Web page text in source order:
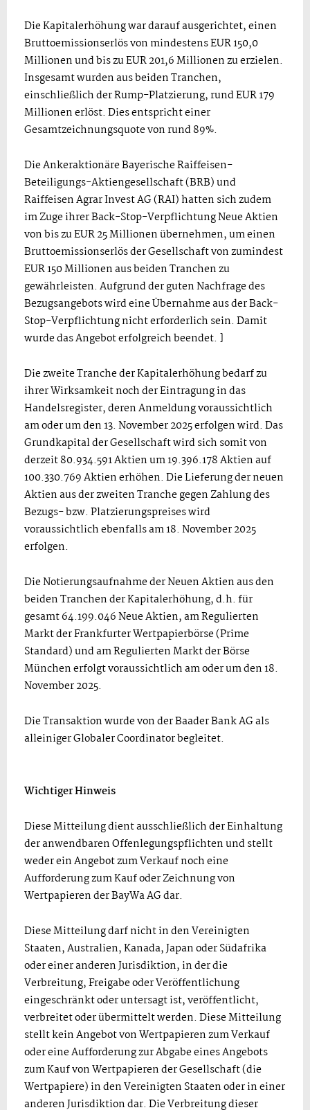
Die Kapitalerhöhung war darauf ausgerichtet, einen
Bruttoemissionserlös von mindestens EUR 150,0
Millionen und bis zu EUR 201,6 Millionen zu erzielen.
Insgesamt wurden aus beiden Tranchen,
einschließlich der Rump-Platzierung, rund EUR 179
Millionen erlöst. Dies entspricht einer
Gesamtzeichnungsquote von rund 89%.
Die Ankeraktionäre Bayerische Raiffeisen-
Beteiligungs-Aktiengesellschaft (BRB) und
Raiffeisen Agrar Invest AG (RAI) hatten sich zudem
im Zuge ihrer Back-Stop-Verpflichtung Neue Aktien
von bis zu EUR 25 Millionen übernehmen, um einen
Bruttoemissionserlös der Gesellschaft von zumindest
EUR 150 Millionen aus beiden Tranchen zu
gewährleisten. Aufgrund der guten Nachfrage des
Bezugsangebots wird eine Übernahme aus der Back-
Stop-Verpflichtung nicht erforderlich sein. Damit
wurde das Angebot erfolgreich beendet. ]
Die zweite Tranche der Kapitalerhöhung bedarf zu
ihrer Wirksamkeit noch der Eintragung in das
Handelsregister, deren Anmeldung voraussichtlich
am oder um den 13. November 2025 erfolgen wird. Das
Grundkapital der Gesellschaft wird sich somit von
derzeit 80.934.591 Aktien um 19.396.178 Aktien auf
100.330.769 Aktien erhöhen. Die Lieferung der neuen
Aktien aus der zweiten Tranche gegen Zahlung des
Bezugs- bzw. Platzierungspreises wird
voraussichtlich ebenfalls am 18. November 2025
erfolgen.
Die Notierungsaufnahme der Neuen Aktien aus den
beiden Tranchen der Kapitalerhöhung, d.h. für
gesamt 64.199.046 Neue Aktien, am Regulierten
Markt der Frankfurter Wertpapierbörse (Prime
Standard) und am Regulierten Markt der Börse
München erfolgt voraussichtlich am oder um den 18.
November 2025.
Die Transaktion wurde von der Baader Bank AG als
alleiniger Globaler Coordinator begleitet.
Wichtiger Hinweis
Diese Mitteilung dient ausschließlich der Einhaltung
der anwendbaren Offenlegungspflichten und stellt
weder ein Angebot zum Verkauf noch eine
Aufforderung zum Kauf oder Zeichnung von
Wertpapieren der BayWa AG dar.
Diese Mitteilung darf nicht in den Vereinigten
Staaten, Australien, Kanada, Japan oder Südafrika
oder einer anderen Jurisdiktion, in der die
Verbreitung, Freigabe oder Veröffentlichung
eingeschränkt oder untersagt ist, veröffentlicht,
verbreitet oder übermittelt werden. Diese Mitteilung
stellt kein Angebot von Wertpapieren zum Verkauf
oder eine Aufforderung zur Abgabe eines Angebots
zum Kauf von Wertpapieren der Gesellschaft (die
Wertpapiere) in den Vereinigten Staaten oder in einer
anderen Jurisdiktion dar. Die Verbreitung dieser